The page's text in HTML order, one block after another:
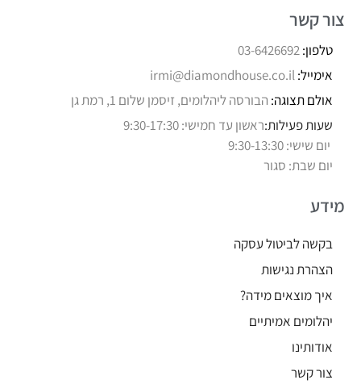
צור קשר
טלפון:03-6426692
אימייל:irmi@diamondhouse.co.il
אולם תצוגה: הבורסה ליהלומים, זיסמן שלום 1, רמת גן
שעות פעילות:ראשון עד חמישי: 9:30-17:30
יום שישי: 9:30-13:30
יום שבת: סגור
מידע
בקשה לביטול עסקה
הצהרת נגישות
איך מוצאים מידה?
יהלומים אמיתיים
אודותינו
צור קשר